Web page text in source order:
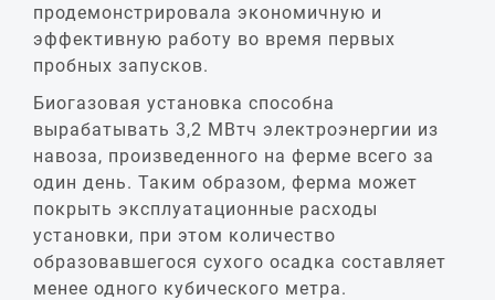
продемонстрировала экономичную и
эффективную работу во время первых
пробных запусков.
Биогазовая установка способна
вырабатывать 3,2 МВтч электроэнергии из
навоза, произведенного на ферме всего за
один день. Таким образом, ферма может
покрыть эксплуатационные расходы
установки, при этом количество
образовавшегося сухого осадка составляет
менее одного кубического метра.